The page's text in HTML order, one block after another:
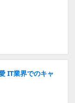
IT業界でのキャ